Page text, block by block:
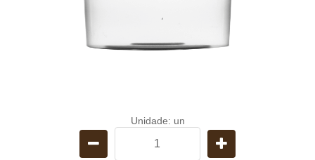
Unidade: un